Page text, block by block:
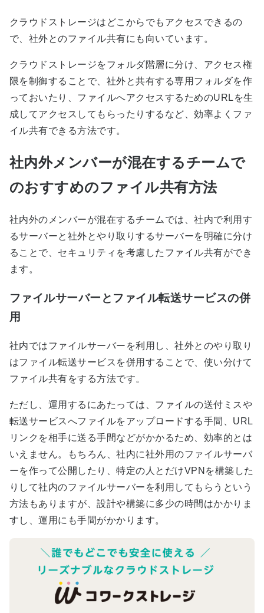
クラウドストレージはどこからでもアクセスできるの
で、社外とのファイル共有にも向いています。
クラウドストレージをフォルダ階層に分け、アクセス権
限を制御することで、社外と共有する専用フォルダを作
っておいたり、ファイルへアクセスするためのURLを生
成してアクセスしてもらったりするなど、効率よくファ
イル共有できる方法です。
社内外メンバーが混在するチームで
のおすすめのファイル共有方法
社内外のメンバーが混在するチームでは、社内で利用す
るサーバーと社外とやり取りするサーバーを明確に分け
ることで、セキュリティを考慮したファイル共有ができ
ます。
ファイルサーバーとファイル転送サービスの併
用
社内ではファイルサーバーを利用し、社外とのやり取り
はファイル転送サービスを併用することで、使い分けて
ファイル共有をする方法です。
ただし、運用するにあたっては、ファイルの送付ミスや
転送サービスへファイルをアップロードする手間、URL
リンクを相手に送る手間などがかかるため、効率的とは
いえません。もちろん、社内に社外用のファイルサーバ
ーを作って公開したり、特定の人とだけVPNを構築した
りして社内のファイルサーバーを利用してもらうという
方法もありますが、設計や構築に多少の時間はかかりま
すし、運用にも手間がかかります。